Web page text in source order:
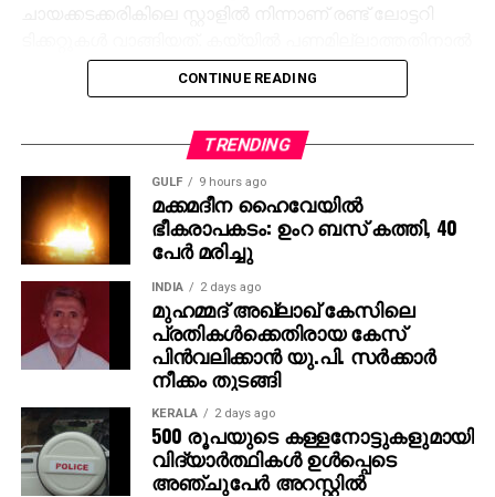
മുകേഷിനോട് 1000 രൂപ കടം വാങ്ങുകയായിരുന്നു.
ഒക്ടോബര്‍ 31ന് രാത്രി 10 മണിക്ക് മുകേഷിന്റെ ഫോണ്‍
അടിച്ചതറിയുന്നത്. രണ്ടാമത്തെ ടിക്കറ്റിനും 1000 രൂപ
സമ്മാനമായി ലഭിച്ചു. ലോട്ടറി അടിച്ച വിവരം
അറിഞ്ഞപ്പോള്‍ ആദ്യം ഓര്‍ത്തത് സുഹൃത്ത്
മുകേഷിനെയായിരുന്നു. അദ്ദേഹത്തിന്റെ രണ്ട്
പെണ്‍മക്കള്‍ക്ക് 50 ലക്ഷം രൂപ വീതം ആകെ ഒരു കോടി
നല്‍കുമെന്ന് അമിത് പറഞ്ഞു. ‘ പഞ്ചാബിലേക്ക്
വരാന്‍പോലും 8,000 രൂപ കടം വാങ്ങിയിരുന്നു. അത്
ഇപ്പോള്‍ തിരിച്ചടക്കും. കോടിപതിയായെങ്കിലും ഞാന്‍
പഴയപോലെ കച്ചവടം തുടരും. ഭാര്യയുടെ ആഗ്രഹം
പോലെ സ്ഥലം വാങ്ങി വീട് പണിയും ‘ എന്നതായിരുന്നു
അമിതിന്റെ പ്രതികരണം. സാധാരണ മനുഷ്യന്റെ
മനോഹരമായ പങ്കുവെക്കലാണ് ഇപ്പോള്‍ സോഷ്യല്‍
മീഡിയയില്‍ ചര്‍ച്ചയായിരിക്കുന്നത്.
CONTINUE READING
TRENDING
GULF 9 hours ago
മക്കമദീന ഹൈവേയില്‍
ഭീകരാപകടം: ഉംറ ബസ് കത്തി, 40
പേര്‍ മരിച്ചു
INDIA 2 days ago
മുഹമ്മദ് അഖ്‌ലാഖ് കേസിലെ
പ്രതികള്‍ക്കെതിരായ കേസ്
പിന്‍വലിക്കാന്‍ യു.പി. സര്‍ക്കാര്‍
നീക്കം തുടങ്ങി
KERALA 2 days ago
500 രൂപയുടെ കള്ളനോട്ടുകളുമായി
വിദ്യാര്‍ത്ഥികള്‍ ഉള്‍പ്പെടെ
അഞ്ചുപേര്‍ അറസ്റ്റില്‍